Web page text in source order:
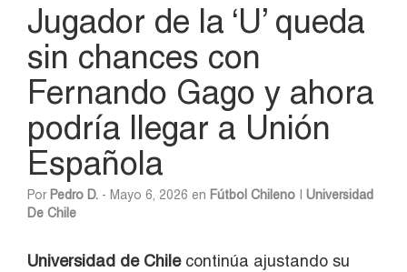
Jugador de la ‘U’ queda
sin chances con
Fernando Gago y ahora
podría llegar a Unión
Española
Por Pedro D. - Mayo 6, 2026 en Fútbol Chileno
Universidad
De Chile
Universidad de Chilecontinúa ajustando su